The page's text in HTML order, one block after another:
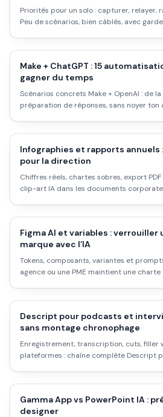
Priorités pour un solo : capturer, relayer,
Peu de scénarios, bien câblés, avec
Make + ChatGPT : 15
gagner du temps
Scénarios concrets Make + OpenAI : de
préparation de réponses, sans noyer ton
Infographies et rapports annuels
pour la direction
Chiffres réels, chartes sobres, export
clip-art IA dans les documents
Figma AI et variables :
marque avec l’IA
Tokens, composants, variantes et
agence ou une PME maintient une
Descript pour podcasts et
sans montage chronophage
Enregistrement, transcription, cuts, filler
plateformes : chaîne complète Descript
Gamma App vs PowerPoint IA :
designer